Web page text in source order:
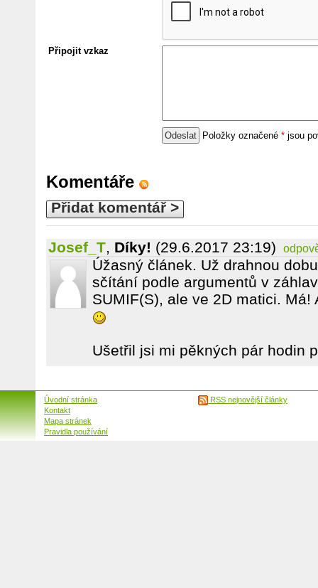
Připojit vzkaz
Položky označené * jsou
Komentáře
Přidat komentář >
Josef_T, Díky! (29.6.2017 23:19)
Úžasný článek. Už drahnou
sčítání podle argumentů v
SUMIF(S), ale ve 2D matici.
Ušetřil jsi mi pěkných pár hodin
Úvodní stránka
Kontakt
Mapa stránek
Pravidla používání
RSS nejnovější články